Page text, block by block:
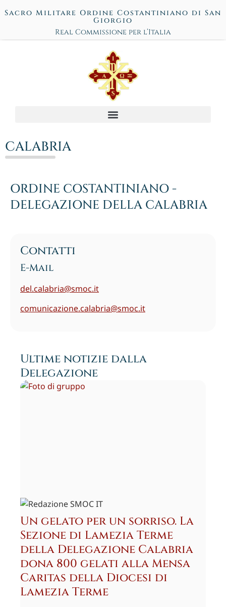
Sacro Militare Ordine Costantiniano di San
Giorgio
Real Commissione per l’Italia
CALABRIA
ORDINE COSTANTINIANO -
DELEGAZIONE DELLA CALABRIA
Contatti
E-Mail
del.calabria@smoc.it
comunicazione.calabria@smoc.it
Ultime notizie dalla
Delegazione
Un gelato per un sorriso. La
Sezione di Lamezia Terme
della Delegazione Calabria
dona 800 gelati alla Mensa
Caritas della Diocesi di
Lamezia Terme